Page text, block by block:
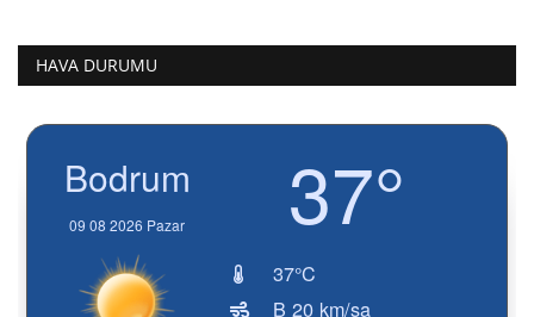
HAVA DURUMU